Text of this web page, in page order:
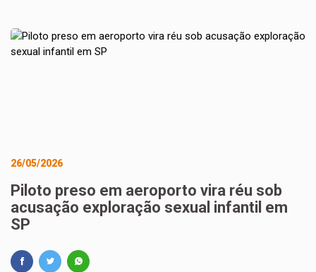
26/05/2026
Piloto preso em aeroporto vira réu sob
acusação exploração sexual infantil em
SP